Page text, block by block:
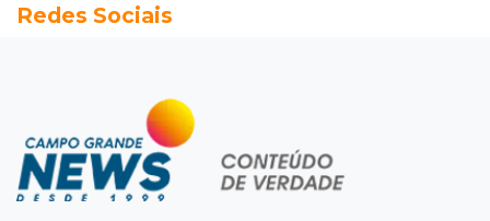
Semana vai começar com 909 novas
Flagrante
Motorista atinge carro parado, perde
retrovisor e foge no Jardim Antártica
Redes Sociais